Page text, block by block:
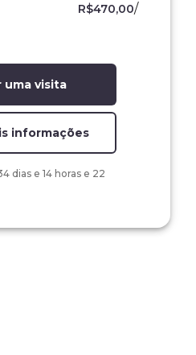
R$470,00/
uma visita
informações
dias e 14 horas e 22